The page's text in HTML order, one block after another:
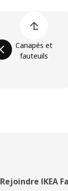
Canapés et
fauteuils
Pied
Rejoindre IKEA